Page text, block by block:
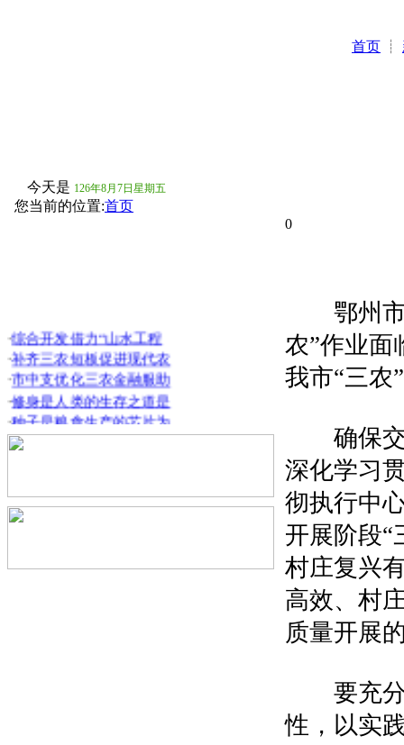
首页 ┊
今天是 126年8月7日星期五
您当前的位置:首页
·综合开发借力“山水工程
补齐三农短板促进现代农
·市中支优化三农金融服助
修身是人类的生存之道是
种子是粮食生产的芯片为
·农村人待人接物更加热情
·我市全力打造三农补链延
·抓好米袋子菜篮子安全保
·强化对三农产业的支持力
0
鄂州市
农”作业面
我市“三农
确保交
深化学习
彻执行中
开展阶段“
村庄复兴
高效、村
质量开展
要充分
性，以实